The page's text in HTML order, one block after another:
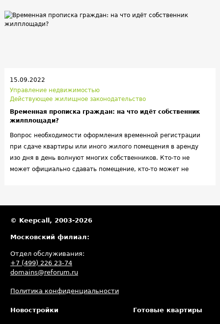
15.09.2022
Управление недвижимостью
Действующее жилищное законодательство
Временная прописка граждан: на что идёт собственник
жилплощади?
Вопрос необходимости оформления временной регистрации
при сдаче квартиры или иного жилого помещения в аренду
изо дня в день волнуют многих собственников. Кто-то не
может официально сдавать помещение, кто-то может не
© Keepcall, 2003-2026
Московский филиал:
Отдел обслуживания:
+7 (499) 226 23-74
domains@reforum.ru
Политика конфиденциальности
Новостройки Готовые квартиры